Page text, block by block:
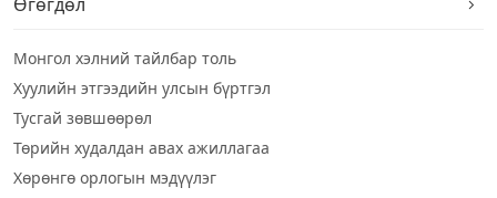
Монгол хэлний тайлбар толь
Хуулийн этгээдийн улсын бүртгэл
Тусгай зөвшөөрөл
Төрийн худалдан авах ажиллагаа
Хөрөнгө орлогын мэдүүлэг